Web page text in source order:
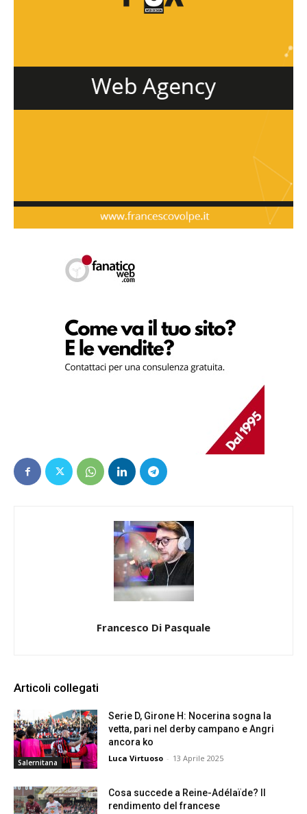
Francesco Di Pasquale
Articoli collegati
Salernitana
Serie D, Girone H: Nocerina sogna la
vetta, pari nel derby campano e Angri
ancora ko
Luca Virtuoso - 13 Aprile 2025
Cosa succede a Reine-Adélaïde? Il
rendimento del francese